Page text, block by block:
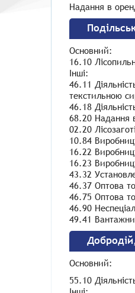
Надання в
Основний:
16.10
Інші:
46.11
текстильною
46.18
68.20 Надання
02.20
10.84
16.22
16.23
43.32
46.37 Оптова
46.75 Оптова
46.90
49.41
Основний:
55.10